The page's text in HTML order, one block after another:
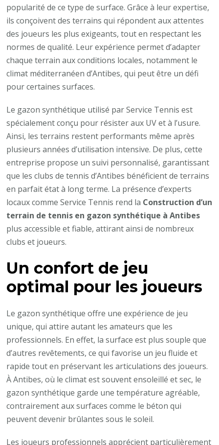
popularité de ce type de surface. Grâce à leur expertise,
ils conçoivent des terrains qui répondent aux attentes
des joueurs les plus exigeants, tout en respectant les
normes de qualité. Leur expérience permet d’adapter
chaque terrain aux conditions locales, notamment le
climat méditerranéen d’Antibes, qui peut être un défi
pour certaines surfaces.
Le gazon synthétique utilisé par Service Tennis est
spécialement conçu pour résister aux UV et à l’usure.
Ainsi, les terrains restent performants même après
plusieurs années d’utilisation intensive. De plus, cette
entreprise propose un suivi personnalisé, garantissant
que les clubs de tennis d’Antibes bénéficient de terrains
en parfait état à long terme. La présence d’experts
locaux comme Service Tennis rend la Construction d’un
terrain de tennis en gazon synthétique à Antibes
plus accessible et fiable, attirant ainsi de nombreux
clubs et joueurs.
Un confort de jeu
optimal pour les joueurs
Le gazon synthétique offre une expérience de jeu
unique, qui attire autant les amateurs que les
professionnels. En effet, la surface est plus souple que
d’autres revêtements, ce qui favorise un jeu fluide et
rapide tout en préservant les articulations des joueurs.
À Antibes, où le climat est souvent ensoleillé et sec, le
gazon synthétique garde une température agréable,
contrairement aux surfaces comme le béton qui
peuvent devenir brûlantes sous le soleil.
Les joueurs professionnels apprécient particulièrement